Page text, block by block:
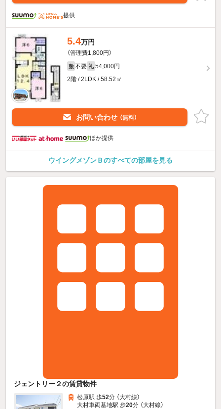
提供
5.4万円
（管理費1,800円）
敷 不要 礼 54,000円
2階 / 2LDK / 58.52㎡
お問い合わせ （無料）
ほか提供
ウイングメゾンＢのすべての部屋を見る
ジェントリー２の賃貸物件
松原駅 歩52分 （大村線）
大村車両基地駅 歩20分 （大村線）